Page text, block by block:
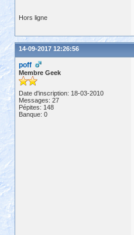
Hors ligne
14-09-2017 12:26:56
poff
Membre Geek
Date d'inscription: 18-03-2010
Messages: 27
Pépites: 148
Banque: 0